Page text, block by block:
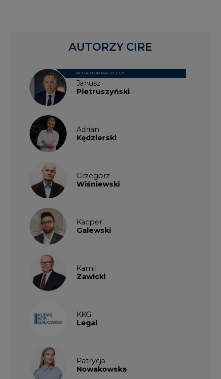
Janusz
Pietruszyński
REDAKTOR NACZELNY
Adrian
Kędzierski
Grzegorz
Wiśniewski
Kacper
Galewski
Kamil
Zawicki
KKG
Legal
Patrycja
Nowakowska
AUTORZY CIRE